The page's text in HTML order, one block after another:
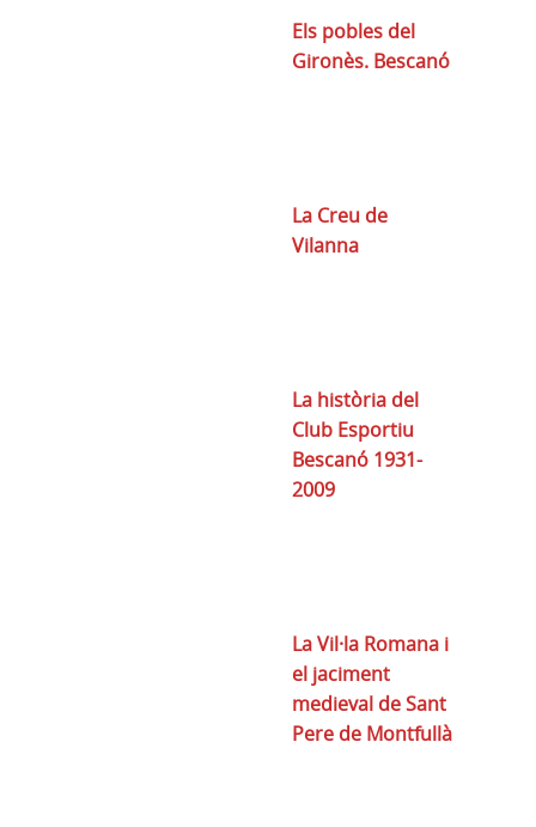
Els pobles del
Gironès. Bescanó
La Creu de
Vilanna
La història del
Club Esportiu
Bescanó 1931-
2009
La Vil·la Romana i
el jaciment
medieval de Sant
Pere de Montfullà